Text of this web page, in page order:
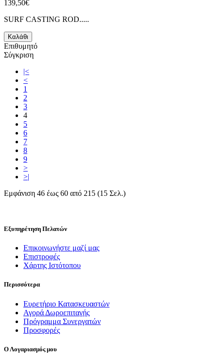
139,50€
SURF CASTING ROD.....
Καλάθι
Επιθυμητό
Σύγκριση
|<
<
1
2
3
4
5
6
7
8
9
>
>|
Εμφάνιση 46 έως 60 από 215 (15 Σελ.)
Εξυπηρέτηση Πελατών
Επικοινωνήστε μαζί μας
Επιστροφές
Χάρτης Ιστότοπου
Περισσότερα
Ευρετήριο Κατασκευαστών
Αγορά Δωροεπιταγής
Πρόγραμμα Συνεργατών
Προσφορές
Ο Λογαριασμός μου